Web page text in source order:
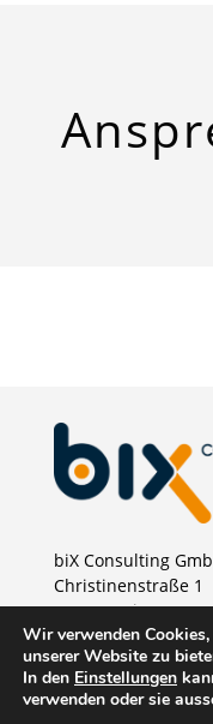
biX Consulting
Christinenstraße 1
40880 Ratingen
Telefon: +49 2102
E-Mail:
Impressum
Wir verwenden
unserer Website zu
In den Einstellungen
verwenden oder sie